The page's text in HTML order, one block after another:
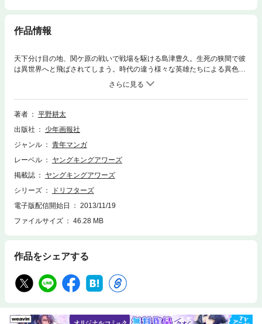
作品情報
天下分け目の地、関ケ原の戦いで戦場を駆ける島津豊久。生死の狭間で彼
は異世界へと飛ばされてしまう。時代の違う様々な英雄たちによる異色の
著者
平野耕太
出版社
少年画報社
ジャンル
青年マンガ
レーベル
ヤングキングアワーズ
掲載誌
ヤングキングアワーズ
シリーズ
ドリフターズ
電子版配信開始日
2013/11/19
ファイルサイズ
46.28 MB
作品をシェアする